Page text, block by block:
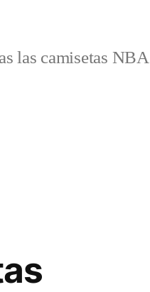
las camisetas NBA